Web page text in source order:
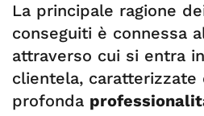
La principale ragione
conseguiti è connessa
attraverso cui si entra
clientela, caratterizzate
profonda